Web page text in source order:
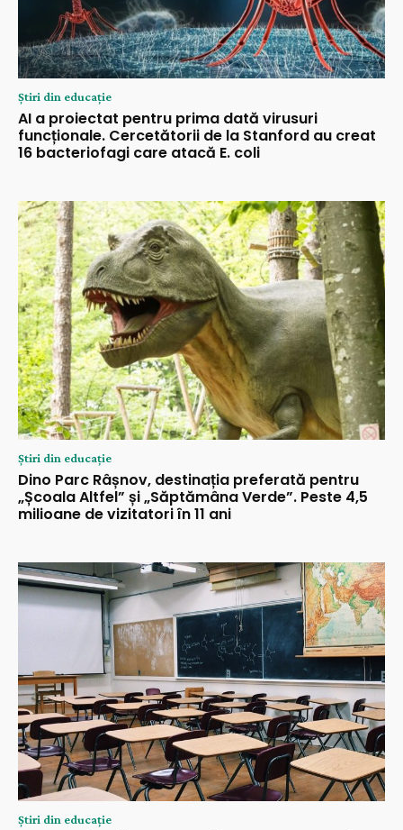
Știri din educație
AI a proiectat pentru prima dată virusuri
funcționale. Cercetătorii de la Stanford au creat
16 bacteriofagi care atacă E. coli
Știri din educație
Dino Parc Râșnov, destinația preferată pentru
„Școala Altfel” și „Săptămâna Verde”. Peste 4,5
milioane de vizitatori în 11 ani
Știri din educație